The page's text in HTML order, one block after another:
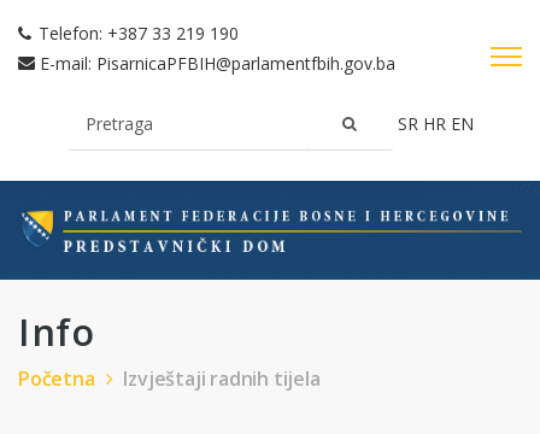
Telefon: +387 33 219 190
E-mail: PisarnicaPFBIH@parlamentfbih.gov.ba
SR HR EN
Info
Početna Izvještaji radnih tijela